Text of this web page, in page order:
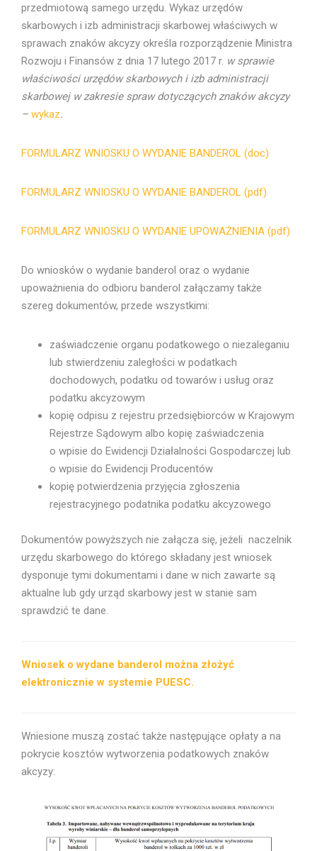
przedmiotową samego urzędu. Wykaz urzędów
skarbowych i izb administracji skarbowej właściwych w
sprawach znaków akcyzy określa rozporządzenie Ministra
Rozwoju i Finansów z dnia 17 lutego 2017 r. w sprawie
właściwości urzędów skarbowych i izb administracji
skarbowej w zakresie spraw dotyczących znaków akcyzy
– wykaz.
FORMULARZ WNIOSKU O WYDANIE BANDEROL (doc)
FORMULARZ WNIOSKU O WYDANIE BANDEROL (pdf)
FORMULARZ WNIOSKU O WYDANIE UPOWAŻNIENIA (pdf)
Do wniosków o wydanie banderol oraz o wydanie
upoważnienia do odbioru banderol załączamy także
szereg dokumentów, przede wszystkimi:
zaświadczenie organu podatkowego o niezaleganiu
lub stwierdzeniu zaległości w podatkach
dochodowych, podatku od towarów i usług oraz
podatku akcyzowym
kopię odpisu z rejestru przedsiębiorców w Krajowym
Rejestrze Sądowym albo kopię zaświadczenia
o wpisie do Ewidencji Działalności Gospodarczej lub
o wpisie do Ewidencji Producentów
kopię potwierdzenia przyjęcia zgłoszenia
rejestracyjnego podatnika podatku akcyzowego
Dokumentów powyższych nie załącza się, jeżeli naczelnik
urzędu skarbowego do którego składany jest wniosek
dysponuje tymi dokumentami i dane w nich zawarte są
aktualne lub gdy urząd skarbowy jest w stanie sam
sprawdzić te dane.
Wniosek o wydane banderol można złożyć
elektronicznie w systemie PUESC.
Wniesione muszą zostać także następujące opłaty a na
pokrycie kosztów wytworzenia podatkowych znaków
akcyzy: